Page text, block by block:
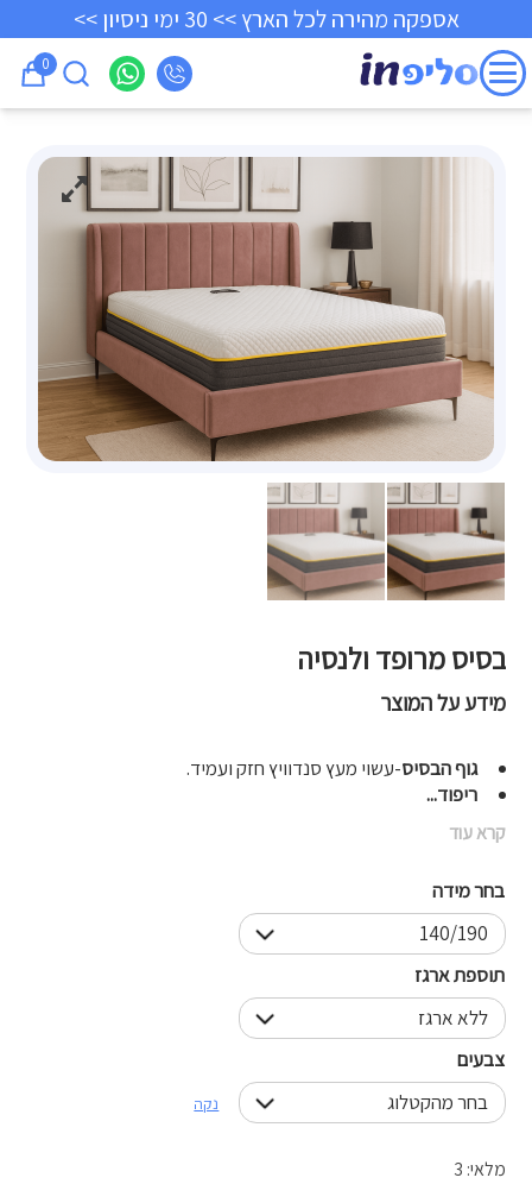
אספקה מהירה לכל הארץ >> 30 ימי ניסיון >>
0
בסיס מרופד ולנסיה
מידע על המוצר
גוף הבסיס-עשוי מעץ סנדוויץ חזק ועמיד.
ריפוד...
קרא עוד
בחר מידה
תוספת ארגז
צבעים
נקה
מלאי: 3